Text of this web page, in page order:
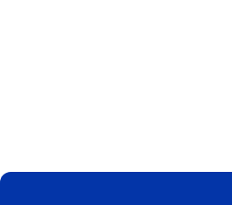
ZÁPÄTIE